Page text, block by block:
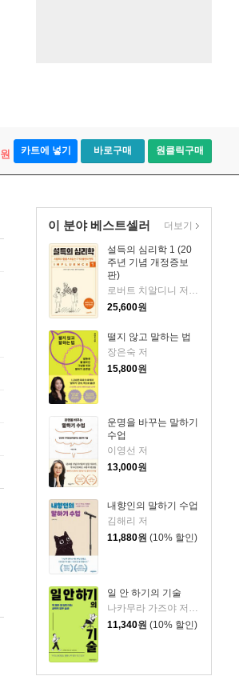
원 카트에 넣기 바로구매 원클릭구매
이 분야 베스트셀러
설득의 심리학 1 (20
주년 기념 개정증보
판)
로버트 치알디니 저/황혜숙,임상훈 공역
25,600원
떨지 않고 말하는 법
장은숙 저
15,800원
운명을 바꾸는 말하기
수업
이영선 저
13,000원
내향인의 말하기 수업
김해리 저
11,880원 (10% 할인)
일 안 하기의 기술
나카무라 가즈야 저/김수빈 역
11,340원 (10% 할인)
더보기